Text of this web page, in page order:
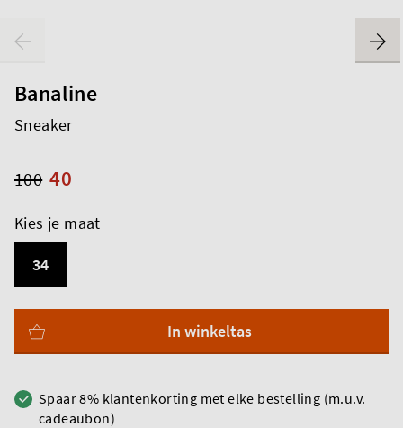
Banaline
Sneaker
40
100
Kies je maat
34
In winkeltas
Spaar 8% klantenkorting met elke bestelling (m.u.v.
cadeaubon)